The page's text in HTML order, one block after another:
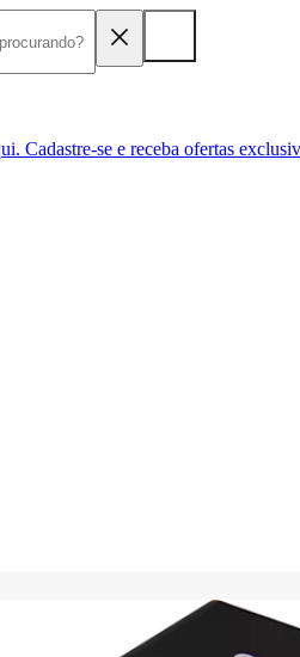
Cadastre-se e receba ofertas